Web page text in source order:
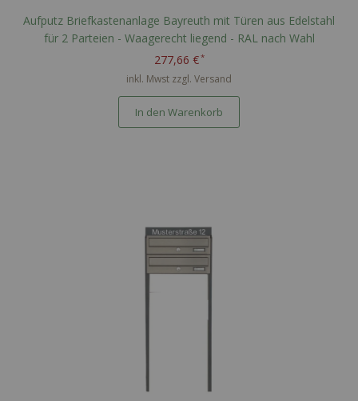
Aufputz Briefkastenanlage Bayreuth mit Türen aus Edelstahl
für 2 Parteien - Waagerecht liegend - RAL nach Wahl
277,66 €
inkl. Mwst zzgl. Versand
In den Warenkorb